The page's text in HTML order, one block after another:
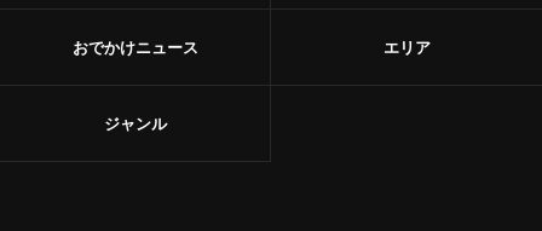
おでかけニュース エリア
ジャンル